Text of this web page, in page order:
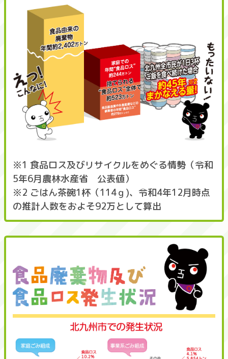
※1 食品ロス及びリサイクルをめぐる情勢（令和
5年6月農林水産省 公表値）
※2 ごはん茶碗1杯（114ｇ)、令和4年12月時点
の推計人数をおよそ92万として算出